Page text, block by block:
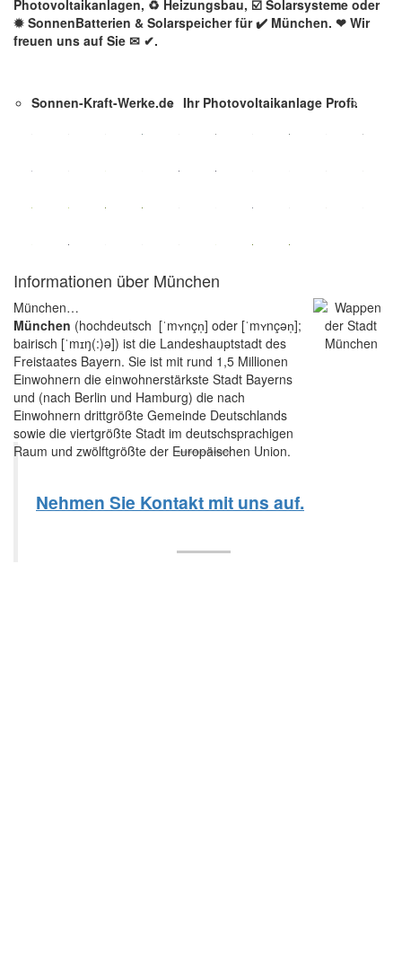
Photovoltaikanlagen, ♻ Heizungsbau, ☑️ Solarsysteme oder
✹ SonnenBatterien & Solarspeicher für ✔️ München. ❤ Wir
freuen uns auf Sie ✉ ✔.
Sonnen-Kraft-Werke.de Ihr Photovoltaikanlage Profi.
Informationen über München
München…
München (hochdeutsch [ˈmʏnçn̩] oder [ˈmʏnçən̩];
bairisch [ˈmɪŋ(:)ə]) ist die Landeshauptstadt des
Freistaates Bayern. Sie ist mit rund 1,5 Millionen
Einwohnern die einwohnerstärkste Stadt Bayerns
und (nach Berlin und Hamburg) die nach
Einwohnern drittgrößte Gemeinde Deutschlands
sowie die viertgrößte Stadt im deutschsprachigen
Raum und zwölftgrößte der Europäischen Union.
Nehmen Sie Kontakt mit uns auf.